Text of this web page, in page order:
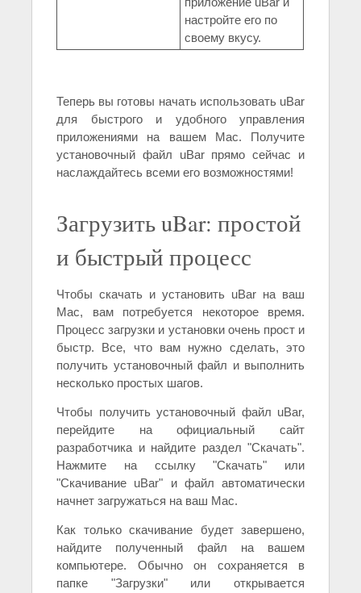
настройте его по
своему вкусу.
Теперь вы готовы начать использовать uBar
для быстрого и удобного управления
приложениями на вашем Mac. Получите
установочный файл uBar прямо сейчас и
наслаждайтесь всеми его возможностями!
Загрузить uBar: простой
и быстрый процесс
Чтобы скачать и установить uBar на ваш
Mac, вам потребуется некоторое время.
Процесс загрузки и установки очень прост и
быстр. Все, что вам нужно сделать, это
получить установочный файл и выполнить
несколько простых шагов.
Чтобы получить установочный файл uBar,
перейдите на официальный сайт
разработчика и найдите раздел "Скачать".
Нажмите на ссылку "Скачать" или
"Скачивание uBar" и файл автоматически
начнет загружаться на ваш Mac.
Как только скачивание будет завершено,
найдите полученный файл на вашем
компьютере. Обычно он сохраняется в
папке "Загрузки" или открывается